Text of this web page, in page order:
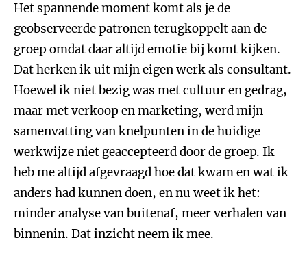
Het spannende moment komt als je de
geobserveerde patronen terugkoppelt aan de
groep omdat daar altijd emotie bij komt kijken.
Dat herken ik uit mijn eigen werk als consultant.
Hoewel ik niet bezig was met cultuur en gedrag,
maar met verkoop en marketing, werd mijn
samenvatting van knelpunten in de huidige
werkwijze niet geaccepteerd door de groep. Ik
heb me altijd afgevraagd hoe dat kwam en wat ik
anders had kunnen doen, en nu weet ik het:
minder analyse van buitenaf, meer verhalen van
binnenin. Dat inzicht neem ik mee.